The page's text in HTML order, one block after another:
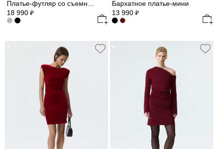
18 990 ₽
Бархатное платье-мини
13 990 ₽